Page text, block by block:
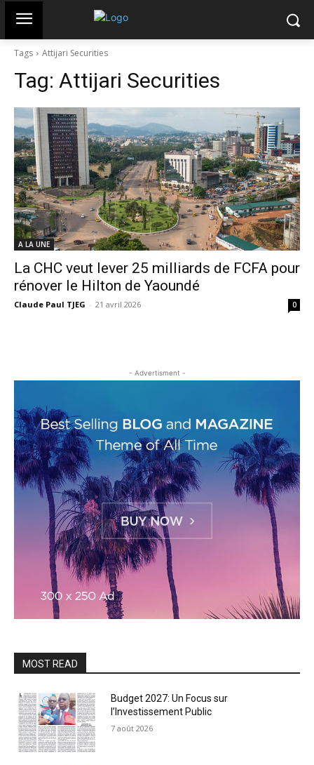
Tags Attijari Securities
Tag: Attijari Securities
A LA UNE
La CHC veut lever 25 milliards de FCFA pour
rénover le Hilton de Yaoundé
Claude Paul TJEG - 21 avril 2026 0
- Advertisment -
MOST READ
Budget 2027: Un Focus sur
l’Investissement Public
7 août 2026